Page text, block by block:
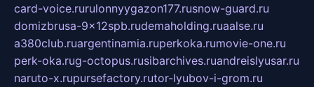
card-voice.rurulonnyygazon177.rusnow-guard.ru
domizbrusa-9x12spb.rudemaholding.ruaalse.ru
a380club.ruargentinamia.ruperkoka.rumovie-one.ru
perk-oka.rug-octopus.rusibarchives.ruandreislyusar.ru
naruto-x.rupursefactory.rutor-lyubov-i-grom.ru